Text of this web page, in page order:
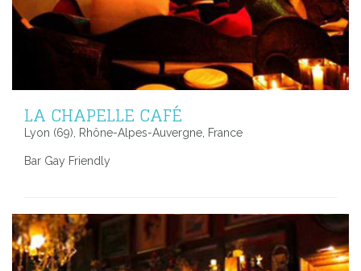
LA CHAPELLE CAFÉ
Lyon (69), Rhône-Alpes-Auvergne, France
Bar Gay Friendly